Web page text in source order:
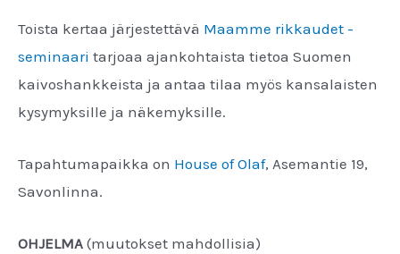
Toista kertaa järjestettävä Maamme rikkaudet -
seminaari tarjoaa ajankohtaista tietoa Suomen
kaivoshankkeista ja antaa tilaa myös kansalaisten
kysymyksille ja näkemyksille.
Tapahtumapaikka on House of Olaf, Asemantie 19,
Savonlinna.
OHJELMA (muutokset mahdollisia)